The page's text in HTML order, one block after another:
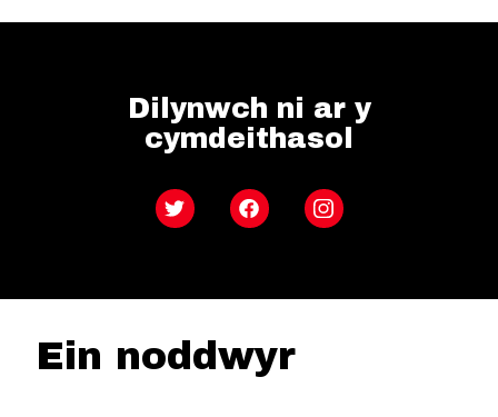
Dilynwch ni ar y
cymdeithasol
Twitter FacebookInstagram
Ein noddwyr